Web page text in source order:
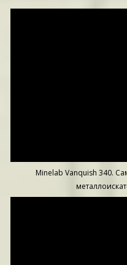
Minelab Vanquish 340.